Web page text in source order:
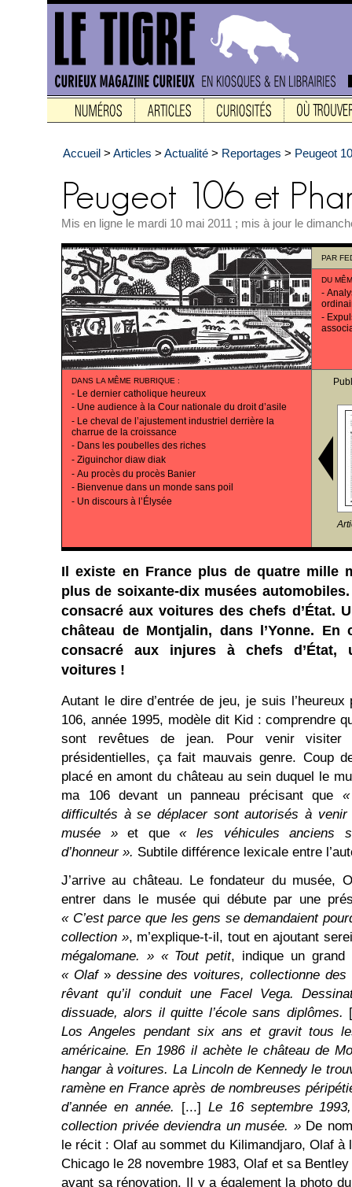
Accueil > Articles > Actualité > Reportages > Peugeot
Mis en ligne le mardi 10 mai 2011 ; mis à jour le
PAR
DU
-
-
DANS LA MÊME RUBRIQUE :
- Le dernier catholique heureux
- Une audience à la Cour nationale du droit d’asile
- Le cheval de l’ajustement industriel derrière la
charrue de la croissance
- Dans les poubelles des riches
- Ziguinchor diaw diak
- Au procès du procès Banier
- Bienvenue dans un monde sans poil
- Un discours à l’Élysée
Il existe en France plus de quatre mille
plus de soixante-dix musées
consacré aux voitures des chefs d’État.
château de Montjalin, dans l’Yonne. En
consacré aux injures à chefs d’État,
voitures !
Autant le dire d’entrée de jeu, je suis l’heureux
106, année 1995, modèle dit Kid : comprendre
sont revêtues de jean. Pour venir visiter
présidentielles, ça fait mauvais genre. Coup
placé en amont du château au sein duquel le
ma 106 devant un panneau précisant que
difficultés à se déplacer sont autorisés à
musée »et que« les véhicules anciens
d’honneur ». Subtile différence lexicale entre
J’arrive au château. Le fondateur du musée,
entrer dans le musée qui débute par une
« C’est parce que les gens se demandaient
collection », m’explique-t-il, tout en ajoutant
mégalomane. » « Tout petit, indique un
« Olaf» dessine des voitures, collectionne des
rêvant qu’il conduit une Facel Vega.
dissuade, alors il quitte l’école sans diplômes.
Los Angeles pendant six ans et gravit tous
américaine. En 1986 il achète le château de
hangar à voitures. La Lincoln de Kennedy le
ramène en France après de nombreuses
d’année en année. [...] Le 16 septembre
collection privée deviendra un musée. » De
le récit : Olaf au sommet du Kilimandjaro, Olaf à
Chicago le 28 novembre 1983, Olaf et sa
avant sa rénovation. Il y a également la photo